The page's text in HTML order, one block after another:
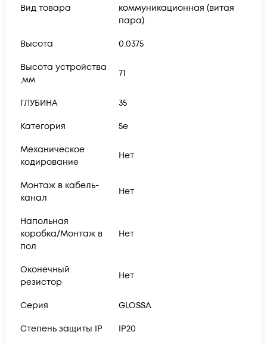
Вид товара
коммуникационная (витая
пара)
Высота 0.0375
Высота устройства
,мм
71
ГЛУБИНА 35
Категория 5e
Механическое
кодирование
Нет
Монтаж в кабель-
канал
Нет
Напольная
коробка/Монтаж в
пол
Нет
Оконечный
резистор
Нет
Серия GLOSSA
Степень защиты IP IP20